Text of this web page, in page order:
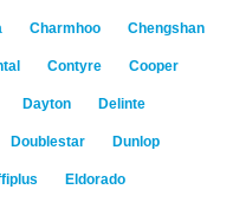
Charmhoo Chengshan
Contyre Cooper
Dayton Delinte
Doublestar Dunlop
Eldorado